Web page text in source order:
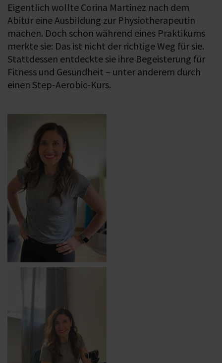
Eigentlich wollte Corina Martinez nach dem
Abitur eine Ausbildung zur Physiotherapeutin
machen. Doch schon während eines Praktikums
merkte sie: Das ist nicht der richtige Weg für sie.
Stattdessen entdeckte sie ihre Begeisterung für
Fitness und Gesundheit – unter anderem durch
einen Step-Aerobic-Kurs.